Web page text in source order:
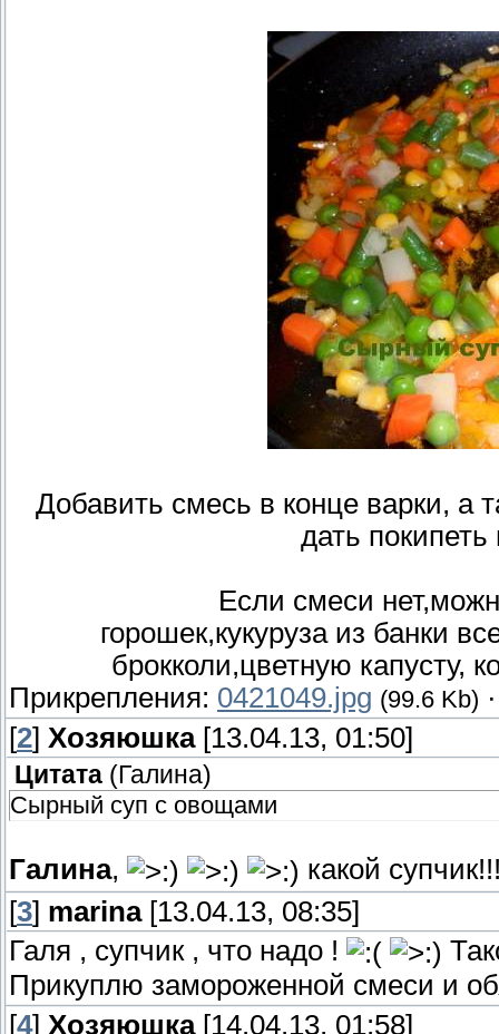
Добавить смесь в конце варки, а
дать
Если смеси
горошек,кукуруза из банки
брокколи,цветную капусту,
Прикрепления: 0421049.jpg (99.6 Kb)
[2] Хозяюшка[13.04.13, 01:50]
Цитата ( Галина)
Сырный суп с овощами
Галина,
какой
[3] marina[13.04.13, 08:35]
Галя , супчик , что надо !
Прикуплю замороженной смеси и
[4] Хозяюшка[14.04.13, 01:58]